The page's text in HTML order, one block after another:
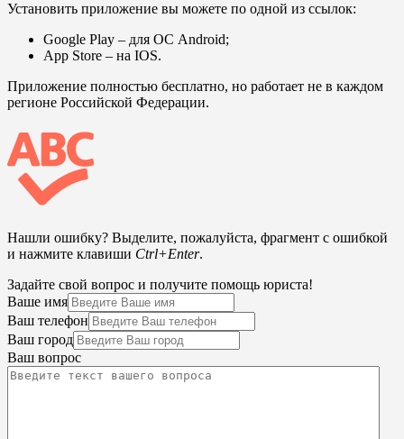
Установить приложение вы можете по одной из ссылок:
Google Play – для ОС Android;
App Store – на IOS.
Приложение полностью бесплатно, но работает не в каждом
регионе Российской Федерации.
Нашли ошибку? Выделите, пожалуйста, фрагмент с ошибкой
и нажмите клавиши Ctrl+Enter.
Задайте свой вопрос и получите помощь юриста!
Ваше имя
Ваш телефон
Ваш город
Ваш вопрос